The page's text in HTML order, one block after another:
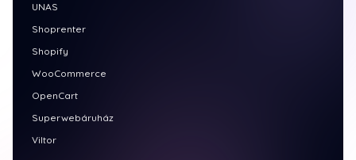
UNAS
Shoprenter
Shopify
WooCommerce
OpenCart
Superwebáruház
Viltor